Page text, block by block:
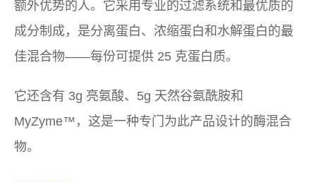
额外优势的人。它采用专业的过滤系统和最优质的
成分制成，是分离蛋白、浓缩蛋白和水解蛋白的最
佳混合物——每份可提供 25 克蛋白质。
它还含有 3g 亮氨酸、5g 天然谷氨酰胺和
MyZyme™，这是一种专门为此产品设计的酶混合
物。